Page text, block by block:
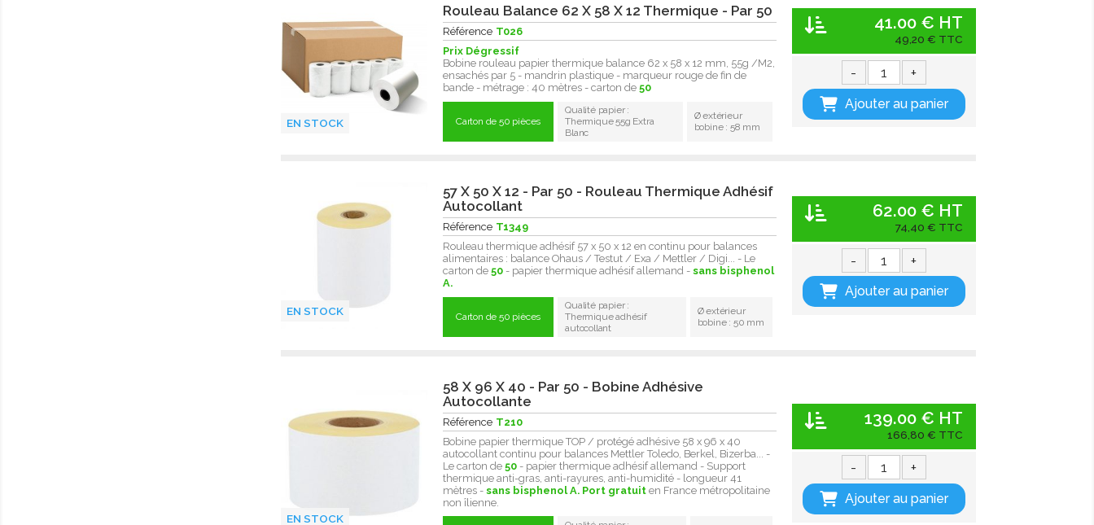
EN STOCK
Rouleau Balance 62 X 58 X 12 Thermique - Par 50
Référence T026
Prix Dégressif
Bobine rouleau papier thermique balance 62 x 58 x 12 mm, 55g /M2,
ensachés par 5 - mandrin plastique - marqueur rouge de fin de
bande - métrage : 40 mètres - carton de50
Carton de 50 pièces
Qualité papier :
Thermique 55g Extra
Blanc
Ø extérieur
bobine : 58 mm
41.00 € HT
49,20 € TTC
- +
Ajouter au panier
EN STOCK
57 X 50 X 12 - Par 50 - Rouleau Thermique Adhésif
Autocollant
Référence T1349
Rouleau thermique adhésif 57 x 50 x 12 en continu pour balances
alimentaires : balance Ohaus / Testut / Exa / Mettler / Digi... - Le
carton de50 - papier thermique adhésif allemand -sans bisphenol
A.
Carton de 50 pièces
Qualité papier :
Thermique adhésif
autocollant
Ø extérieur
bobine : 50 mm
62.00 € HT
74,40 € TTC
- +
Ajouter au panier
EN STOCK
58 X 96 X 40 - Par 50 - Bobine Adhésive
Autocollante
Référence T210
Bobine papier thermique TOP / protégé adhésive 58 x 96 x 40
autocollant continu pour balances Mettler Toledo, Berkel, Bizerba... -
Le carton de50 - papier thermique adhésif allemand - Support
thermique anti-gras, anti-rayures, anti-humidité - longueur 41
mètres -sans bisphenol A. Port gratuit en France métropolitaine
non îlienne.
139.00 € HT
166,80 € TTC
- +
Ajouter au panier